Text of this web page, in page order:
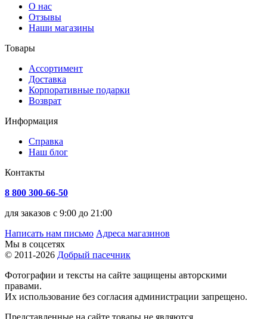
О нас
Отзывы
Наши магазины
Товары
Ассортимент
Доставка
Корпоративные подарки
Возврат
Информация
Справка
Наш блог
Контакты
8 800 300-66-50
для заказов с 9:00 до 21:00
Написать нам письмо Адреса магазинов
Мы в соцсетях
© 2011-2026 Добрый пасечник
Фотографии и тексты на сайте защищены авторскими
правами.
Их использование без согласия администрации запрещено.
Представленные на сайте товары не являются